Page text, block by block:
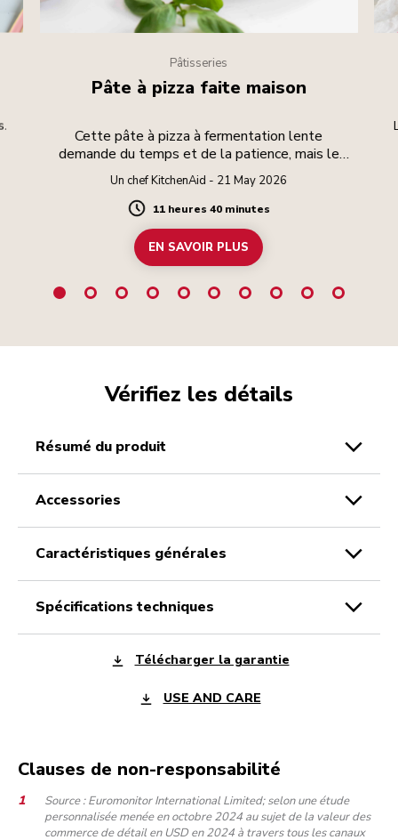
Pâtisseries
Pâte à pizza faite maison
Cette pâte à pizza à fermentation lente
demande du temps et de la patience, mais le
résultat en vaut la peine.
Un chef KitchenAid - 21 May 2026
Duration
11 heures 40 minutes
EN SAVOIR PLUS
Vérifiez les détails
résumé du produit
accessories
caractéristiques générales
spécifications techniques
Télécharger la garantie
USE AND CARE
Clauses de non-responsabilité
Source : Euromonitor International Limited; selon une étude
personnalisée menée en octobre 2024 au sujet de la valeur des
commerce de détail en USD en 2024 à travers tous les canaux